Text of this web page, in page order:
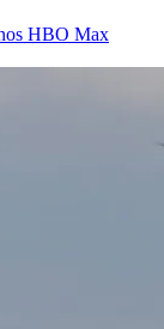
HBO Max